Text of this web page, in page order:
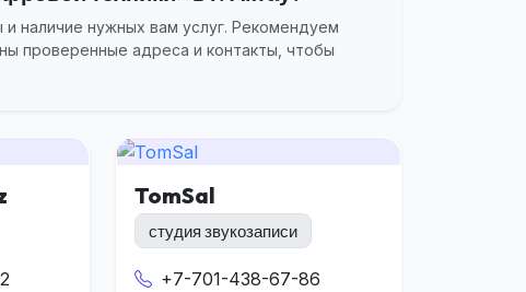
наличие нужных вам услуг. Рекомендуем
проверенные адреса и контакты, чтобы
TomSal
студия звукозаписи
+7-701-438-67-86